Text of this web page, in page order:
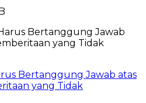
Bertanggung Jawab atas
yang Tidak